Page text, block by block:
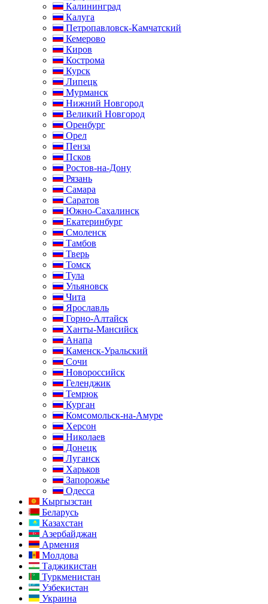
Калининград
Калуга
Петропавловск-Камчатский
Кемерово
Киров
Кострома
Курск
Липецк
Мурманск
Нижний Новгород
Великий Новгород
Оренбург
Орел
Пенза
Псков
Ростов-на-Дону
Рязань
Самара
Саратов
Южно-Сахалинск
Екатеринбург
Смоленск
Тамбов
Тверь
Томск
Тула
Ульяновск
Чита
Ярославль
Горно-Алтайск
Ханты-Мансийск
Анапа
Каменск-Уральский
Сочи
Новороссийск
Геленджик
Темрюк
Курган
Комсомольск-на-Амуре
Херсон
Николаев
Донецк
Луганск
Харьков
Запорожье
Одесса
Кыргызстан
Беларусь
Казахстан
Азербайджан
Армения
Молдова
Таджикистан
Туркменистан
Узбекистан
Украина